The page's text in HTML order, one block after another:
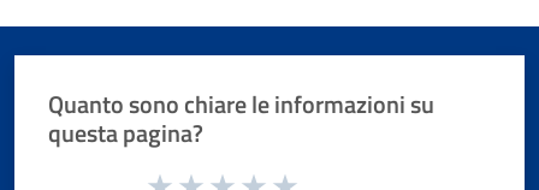
Quanto sono chiare le informazioni su
questa pagina?
Valuta da 1 a 5 stelle la pagina